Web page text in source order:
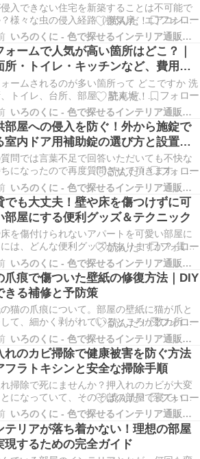
入できない住宅を新築することは不可能で
様々な虫の侵入経路（換気扇、エアコン、
など）に全て完璧な対策をすれば、虫の侵
防ぐことができますか？換気扇にフィルタ
排水溝にネット、エアコンの排水パイプにも
、洗濯物は部屋干し、窓は開けずに24時間
、お風呂や洗…
いろのくに - 色で探せるインテリア通販サイト
ォームで人気が高い箇所はどこ？｜
所・トイレ・キッチンなど、費用対
の高いリフォーム箇所を徹底解説
ォームされるのが多い箇所って どこですか 洗
トイレ、台所、部屋、 駐車場、
、、、、、、、、、、、、、 リフォームを
る際、どこから手をつけたら良いか迷う方
いのではないでしょうか。今回は、リフォー
気が高い箇所とその理由、費用対効果、そ
体的なリフォ…
いろのくに - 色で探せるインテリア通販サイト
部屋への侵入を防ぐ！外から施錠で
室内ドア用補助錠の選び方と設置方
問では言葉不足で回答いただいても不快な
になったので再度質問させて頂きます。質
はそういう鍵はありますか？です。こうし
いんじゃないですか?とかは遠慮させて頂き
家の各部屋のドアなのですが、外側からか
る鍵はありますか？どういう物か教えて下
楽天など…
いろのくに - 色で探せるインテリア通販サイト
でも大丈夫！壁や床を傷つけずに可
部屋にする便利グッズ＆テクニック
を傷付けられないアパートを可愛い部屋に
は、どんな便利グッズがありますか？ 賃貸
、壁や床に傷をつけずに理想の可愛い部屋
したい！そんな悩みを抱えている方は多い
ないでしょうか。 自由にDIYできない賃貸
、工夫次第で素敵な空間を演出できます。こ
では…
いろのくに - 色で探せるインテリア通販サイト
爪痕で傷ついた壁紙の修復方法｜DIY
きる補修と予防策
猫の爪痕について。部屋の壁紙に猫が爪と
て、細かく剥がれているところが数カ所あ
。何か自分でなおす方法ありませんか？お
めの方法があれば教えてください。 猫の爪痕
壁紙の剥がれ：原因と対策 猫がお気に入り
所の壁紙を爪とぎで傷つけてしまうことは、
ってい…
いろのくに - 色で探せるインテリア通販サイト
れのカビ掃除で健康被害を防ぐ方法
フラトキシンと安全な掃除手順
掃除で死にませんか？押入れのカビが大変
になっていて、そのそばの部屋で寝ている
ビ臭いです。このままでは良くないので近
ちに対処したいのですが、掃除するときに大
アフラトキシンを吸い込んで癌になったらど
うと怖くて怖くて…まぁこのままカビ臭い
いろのくに - 色で探せるインテリア通販サイト
テリアが落ち着かない！理想の部屋
現するための完全ガイド